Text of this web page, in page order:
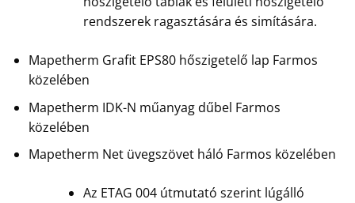
rendszerek ragasztására és simítására.
Mapetherm Grafit EPS80 hőszigetelő lap Farmos
közelében
Mapetherm IDK-N műanyag dűbel Farmos
közelében
Mapetherm Net üvegszövet háló Farmos közelében
Az ETAG 004 útmutató szerint lúgálló